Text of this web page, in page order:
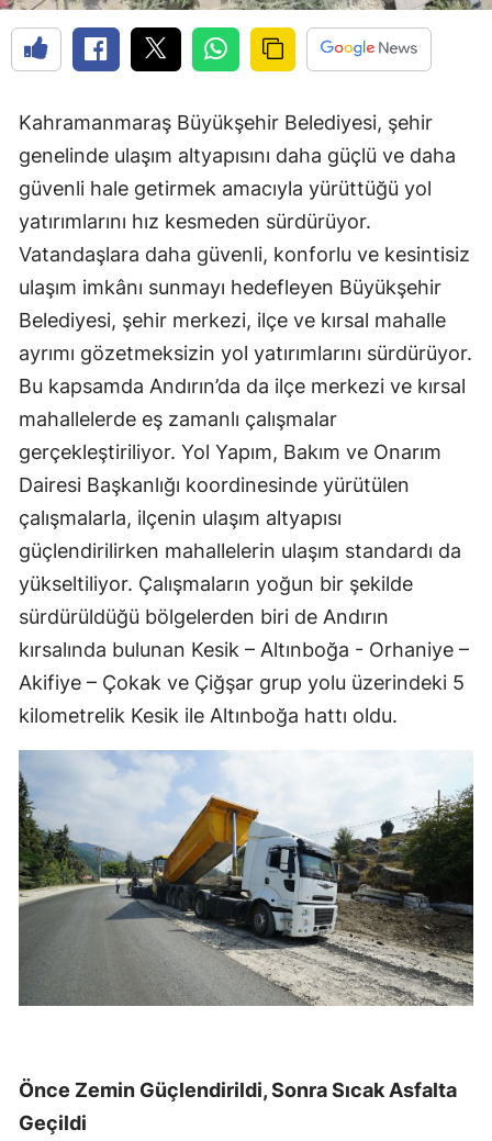
Kahramanmaraş Büyükşehir Belediyesi, şehir
genelinde ulaşım altyapısını daha güçlü ve daha
güvenli hale getirmek amacıyla yürüttüğü yol
yatırımlarını hız kesmeden sürdürüyor.
Vatandaşlara daha güvenli, konforlu ve kesintisiz
ulaşım imkânı sunmayı hedefleyen Büyükşehir
Belediyesi, şehir merkezi, ilçe ve kırsal mahalle
ayrımı gözetmeksizin yol yatırımlarını sürdürüyor.
Bu kapsamda Andırın’da da ilçe merkezi ve kırsal
mahallelerde eş zamanlı çalışmalar
gerçekleştiriliyor. Yol Yapım, Bakım ve Onarım
Dairesi Başkanlığı koordinesinde yürütülen
çalışmalarla, ilçenin ulaşım altyapısı
güçlendirilirken mahallelerin ulaşım standardı da
yükseltiliyor. Çalışmaların yoğun bir şekilde
sürdürüldüğü bölgelerden biri de Andırın
kırsalında bulunan Kesik – Altınboğa - Orhaniye –
Akifiye – Çokak ve Çiğşar grup yolu üzerindeki 5
kilometrelik Kesik ile Altınboğa hattı oldu.
Önce Zemin Güçlendirildi, Sonra Sıcak Asfalta
Geçildi